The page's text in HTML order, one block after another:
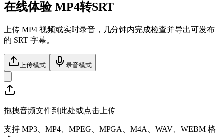
在线体验 MP4转SRT
上传 MP4 视频或实时录音，几分钟内完成检查并导出可发布
的 SRT 字幕。
上传模式 录音模式
拖拽音频文件到此处或点击上传
支持 MP3、MP4、MPEG、MPGA、M4A、WAV、WEBM 格